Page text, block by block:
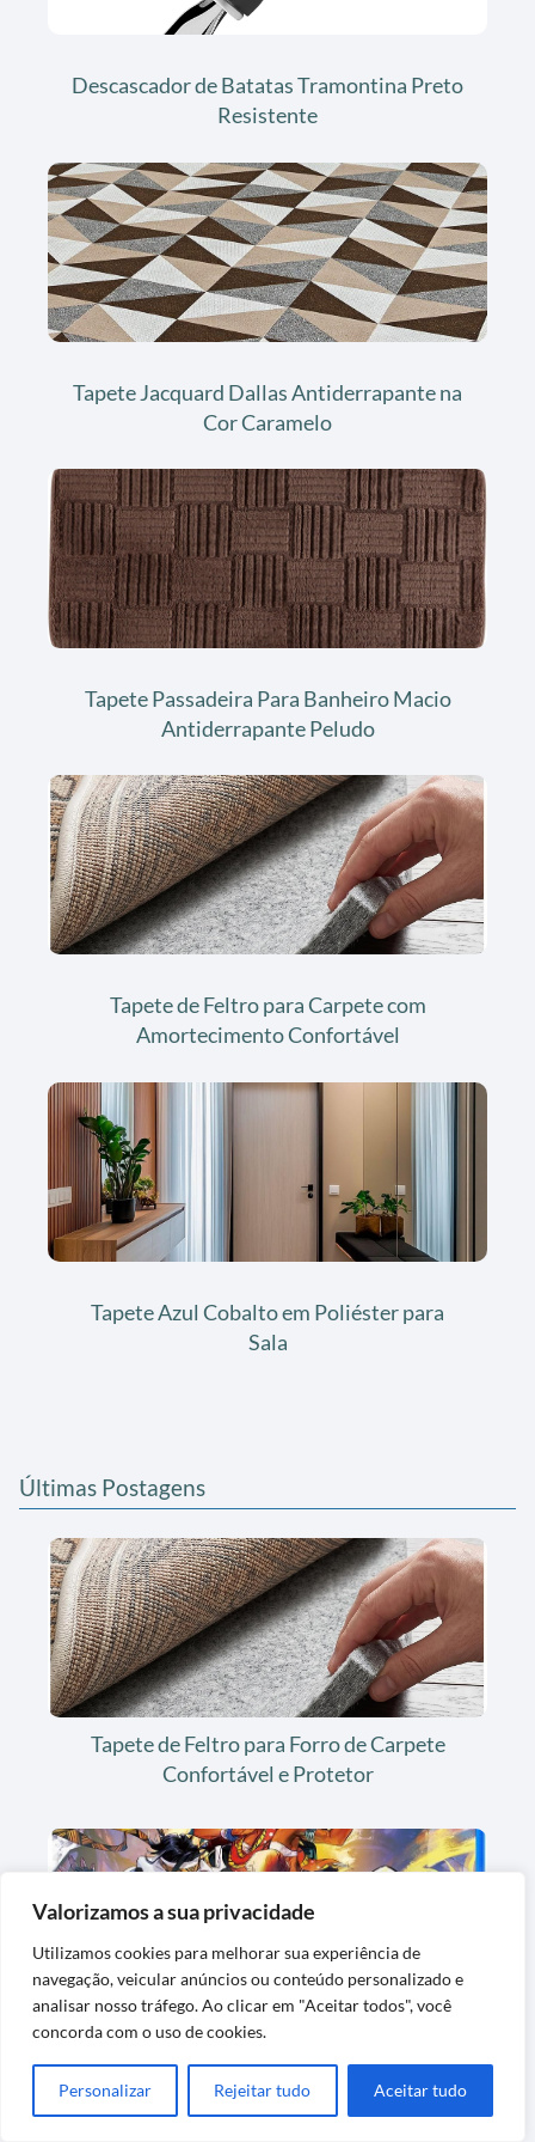
Valorizamos a sua privacidade
Utilizamos cookies para melhorar sua experiência de
navegação, veicular anúncios ou conteúdo personalizado e
analisar nosso tráfego. Ao clicar em "Aceitar todos", você
concorda com o uso de cookies.
Personalizar Rejeitar tudo Aceitar tudo
Descascador de Batatas Tramontina Preto
Resistente
Tapete Jacquard Dallas Antiderrapante na
Cor Caramelo
Tapete Passadeira Para Banheiro Macio
Antiderrapante Peludo
Tapete de Feltro para Carpete com
Amortecimento Confortável
Tapete Azul Cobalto em Poliéster para
Sala
Últimas Postagens
Tapete de Feltro para Forro de Carpete
Confortável e Protetor
Jogo de Luta Street Fighter 6 para
PlayStation 5